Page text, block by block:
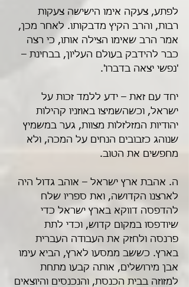
לפתע, צעקה אימו הישישה צעקות
רבות, והרב הקיץ מדבקותו. לאחר מכן,
אמר הרב שאימו הצילה אותו, כי רצה
כבר להידבק בעולם העליון, בבחינת –
'נפשי יצאה בדברו'.
יחד עם זאת – ידע ללמד זכות על
ישראל, וכשהשמיצו באוזניו קהילות
יהודיות המזלזלות מצוות, גער במשמיץ
שנוהג כזבובים הנחים על המכה, ולא
מחפשים את הטוב.
ה. אהבת ארץ ישראל – אוהב גדול היה
לארצנו הקדושה, ואת ספריו שלח
להדפסה דווקא בארץ ישראל כדי
שיודפסו במקום קדוש, וכדי לתת
פרנסה ולחזק את העבודה העברית
בארץ. כששב ממסעו לארץ, הביא עימו
אבן מירושלים, אותה קבעו מתחת
למזוזה בבית הכנסת, והנכנסים והיוצאים